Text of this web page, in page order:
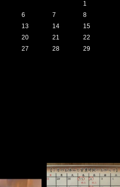
1
6 7
8
13 14
15
20 21
22
27 28
29